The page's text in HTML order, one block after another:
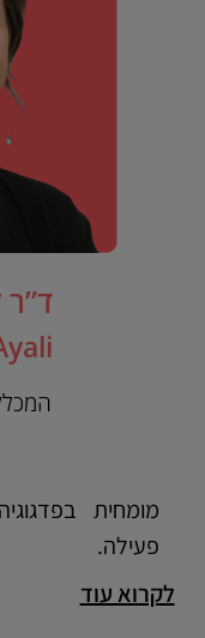
ד”ר
מומחית
פעילה.
לקרוא עוד